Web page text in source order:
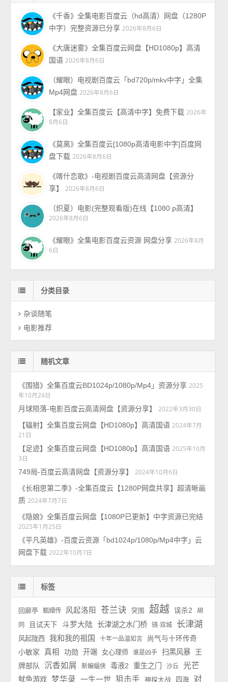
《千香》全集电影百度云（hd高清）网盘（1280P
中字）完整资源已分享 2026年8月6日
《大唐迷雾》全集百度云网盘【HD1080p】高清
国语 2026年8月6日
（耀眼）电视剧百度云「bd720p/mkv中字」全集
Mp4网盘 2026年8月6日
【家业】全集百度云【高清中字】免费下载 2026年
8月6日
《莫离》全集百度云[1080p高清电影中字]百度网
盘下载 2026年8月6日
《喀什恋歌》-电视剧百度云高清网盘【资源分
享】
2026年8月6日
（炽夏）电影(完整观看版)在线【1080 p高清】
2026年8月6日
《耀眼》全集电影百度云资源 网盘分享 2026年8月
6日
分类目录
杂谈随笔
电影推荐
随机文章
《围猎》全集百度云BD1024p/1080p/Mp4」资源分享 2025
年10月24日
月球陨落-电影百度云高清网盘【资源分享】
2022年3月30日
【辐射】全集百度云网盘【HD1080p】高清国语 2024年7月
21日
【足迹】全集百度云网盘【HD1080p】高清国语 2025年10月
3日
749局-百度云高清网盘【资源分享】
2024年10月6日
《长相思第二季》-全集百度云【1280P网盘共享】超清晰画
质 2024年7月7日
《隐娘》全集百度云网盘【1080P已更新】中字资源已完结
2025年1月25日
《平凡英雄》-百度云资源「bd1024p/1080p/Mp4中字」云
网盘下载 2022年10月7日
标签
回廊亭 甄嬛传 风起洛阳 苍兰诀 突围 超越 误杀2
胡
同
且试天下 斗罗大陆 长津湖之水门桥 镜·双城 长津湖
风起陇西 我和我的祖国 十年一品温如言 尚气与十环传奇
小敏家 真相 功勋 开端 女心理师 谁是凶手 扫黑风暴
王
牌部队
沉香如屑 新蝙蝠侠 毒液2 重生之门 沙丘 光芒
鱿鱼游戏 梦华录 一生一世 狙击手 神探大战 四海 对